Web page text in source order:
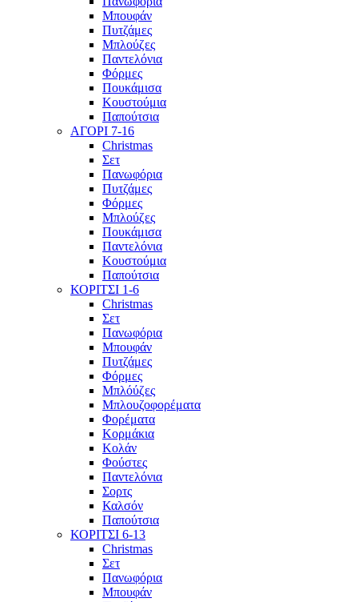
Μπουφάν
Πυτζάμες
Μπλούζες
Παντελόνια
Φόρμες
Πουκάμισα
Κουστούμια
Παπούτσια
ΑΓΟΡΙ 7-16
Christmas
Σετ
Πανωφόρια
Πυτζάμες
Φόρμες
Μπλούζες
Πουκάμισα
Παντελόνια
Κουστούμια
Παπούτσια
ΚΟΡΙΤΣΙ 1-6
Christmas
Σετ
Πανωφόρια
Μπουφάν
Πυτζάμες
Φόρμες
Μπλόύζες
Μπλουζοφορέματα
Φορέματα
Κορμάκια
Κολάν
Φούστες
Παντελόνια
Σορτς
Καλσόν
Παπούτσια
ΚΟΡΙΤΣΙ 6-13
Christmas
Σετ
Πανωφόρια
Μπουφάν